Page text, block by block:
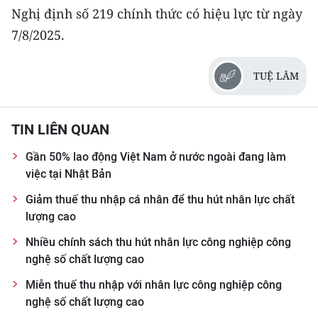
Nghị định số 219 chính thức có hiệu lực từ ngày
7/8/2025.
TUỆ LÂM
TIN LIÊN QUAN
Gần 50% lao động Việt Nam ở nước ngoài đang làm
việc tại Nhật Bản
Giảm thuế thu nhập cá nhân để thu hút nhân lực chất
lượng cao
Nhiều chính sách thu hút nhân lực công nghiệp công
nghệ số chất lượng cao
Miễn thuế thu nhập với nhân lực công nghiệp công
nghệ số chất lượng cao